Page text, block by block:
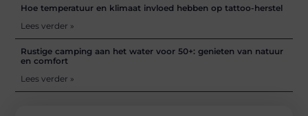
Hoe temperatuur en klimaat invloed hebben op tattoo-herstel
Lees verder »
Rustige camping aan het water voor 50+: genieten van natuur
en comfort
Lees verder »